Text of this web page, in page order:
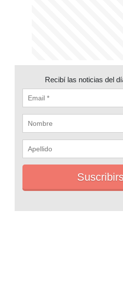
Recibí las noticias del